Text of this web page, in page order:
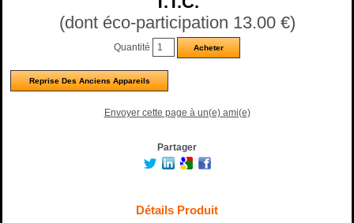
(dont éco-participation 13.00 €)
Quantité
Reprise Des Anciens Appareils
Envoyer cette page à un(e) ami(e)
Partager
Détails Produit